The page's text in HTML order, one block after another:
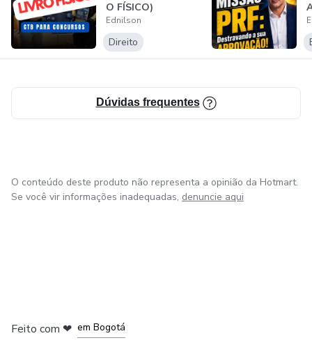
O FÍSICO)
Ednilson
Direito
Dúvidas frequentes
O conteúdo deste produto não representa a opinião da Hotmart.
Se você vir informações inadequadas, denuncie aqui
Feito com ❤ em Bogotá